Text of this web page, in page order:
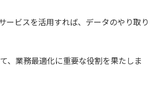
ービスを活用すれば、データのやり取り
、業務最適化に重要な役割を果たしま